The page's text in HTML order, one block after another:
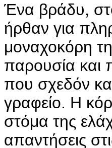
Ένα βράδυ,
ήρθαν για
μοναχοκόρη
παρουσία και
που σχεδόν
γραφείο. Η
στόμα της
απαντήσεις